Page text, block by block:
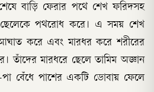
বাড়ি ফেরার পথে শেখ ফরিদসহ
পথরোধ করে। এ সময় শেখ
করে এবং মারধর করে শরীরের
তাঁদের মারধরে ছেলে তামিম অজ্ঞান
বেঁধে পাশের একটি ডোবায় ফেলে